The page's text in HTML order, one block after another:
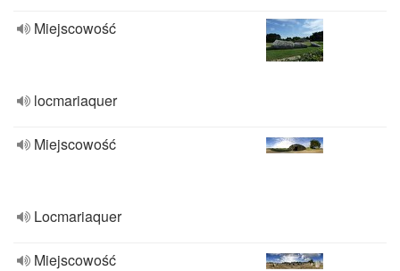
Miejscowość
locmariaquer
Miejscowość
Locmariaquer
Miejscowość